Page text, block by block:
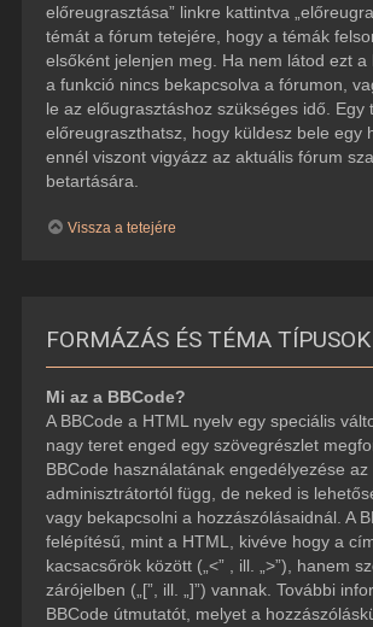
előreugrasztása” linkre kattintva
témát a fórum tetejére, hogy a témák
elsőként jelenjen meg. Ha nem látod ezt a
a funkció nincs bekapcsolva a fórumon,
le az előugrasztáshoz szükséges idő. Egy
előreugraszthatsz, hogy küldesz bele egy
ennél viszont vigyázz az aktuális fórum
betartására.
Vissza a tetejére
FORMÁZÁS ÉS TÉMA TÍPUSOK
Mi az a BBCode?
A BBCode a HTML nyelv egy speciális
nagy teret enged egy szövegrészlet
BBCode használatának engedélyezése az
adminisztrátortól függ, de neked is
vagy bekapcsolni a hozzászólásaidnál. A
felépítésű, mint a HTML, kivéve hogy a
kacsacsőrök között („<” , ill. „>”), hanem
zárójelben („[”, ill. „]”) vannak. További
BBCode útmutatót, melyet a